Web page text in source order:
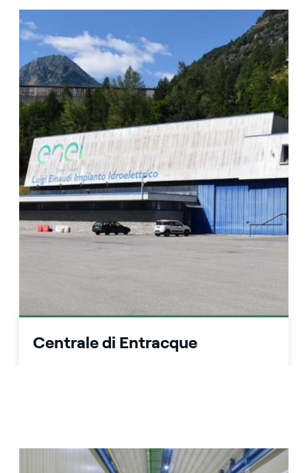
Aree Protette dell'Ossola (EGAPO), apriamo le
nostre centrali idroelettriche nella Val D'ossola,
in Piemonte, per scoprire da vicino come
funziona l'energia dell'acqua.
Scopri di più
Centrale di Entracque